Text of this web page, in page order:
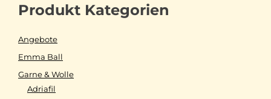
Produkt Kategorien
Angebote
Emma Ball
Garne & Wolle
Adriafil